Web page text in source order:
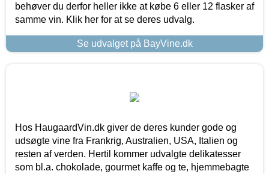
behøver du derfor heller ikke at købe 6 eller 12 flasker af
samme vin. Klik her for at se deres udvalg.
Se udvalget på BayVine.dk
Hos HaugaardVin.dk giver de deres kunder gode og
udsøgte vine fra Frankrig, Australien, USA, Italien og
resten af verden. Hertil kommer udvalgte delikatesser
som bl.a. chokolade, gourmet kaffe og te, hjemmebagte